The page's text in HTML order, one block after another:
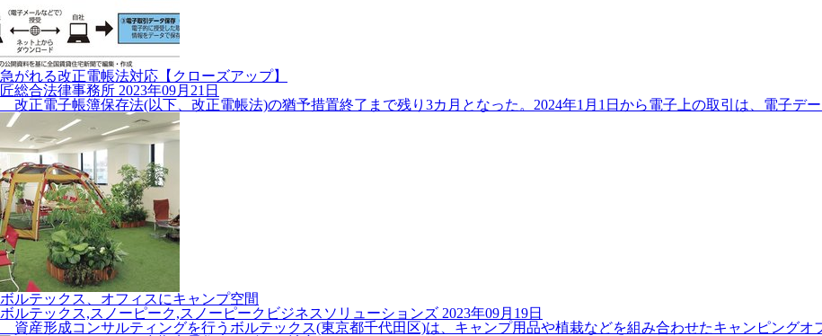
急がれる改正電帳法対応【クローズアップ】
匠総合法律事務所 2023年09月21日
改正電子帳簿保存法(以下、改正電帳法)の猶予措置終了まで残り3カ月となった。2024年1月1日から電子上の取引は、電子デ
ボルテックス、オフィスにキャンプ空間
ボルテックス,スノーピーク,スノーピークビジネスソリューションズ 2023年09月19日
資産形成コンサルティングを行うボルテックス(東京都千代田区)は、キャンプ用品や植栽などを組み合わせたキャンピングオ